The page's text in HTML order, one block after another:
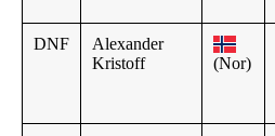
DNF
Alexander
Kristoff
(Nor)